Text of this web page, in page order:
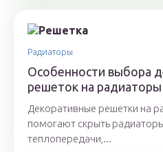
Радиаторы
Особенности выбора
решеток на
Декоративные решетки на
помогают скрыть
теплопередачи,...